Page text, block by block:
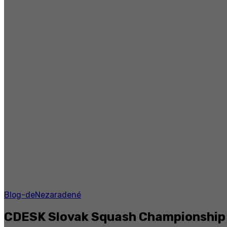
Blog-deNezaradené
CDESK Slovak Squash